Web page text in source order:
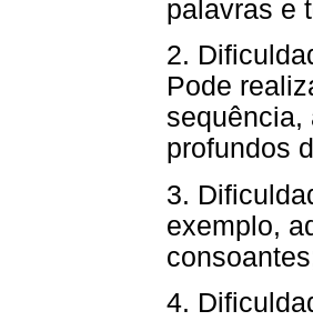
palavras e
2.
Pode
sequência,
profundos
3.
exemplo,
4.